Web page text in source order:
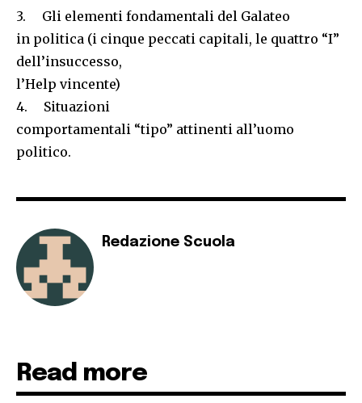
3. Gli elementi fondamentali del Galateo
in politica (i cinque peccati capitali, le quattro “I”
dell’insuccesso,
l’Help vincente)
4. Situazioni
comportamentali “tipo” attinenti all’uomo
politico.
Redazione Scuola
Read more